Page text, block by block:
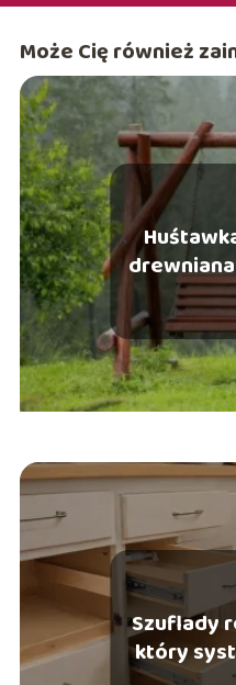
Może Cię również
Szuflady
który